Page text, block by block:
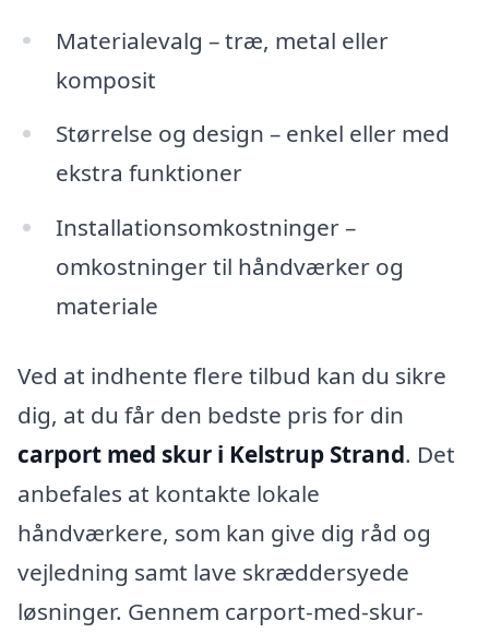
Materialevalg – træ, metal eller
komposit
Størrelse og design – enkel eller med
ekstra funktioner
Installationsomkostninger –
omkostninger til håndværker og
materiale
Ved at indhente flere tilbud kan du sikre
dig, at du får den bedste pris for din
carport med skur i Kelstrup Strand. Det
anbefales at kontakte lokale
håndværkere, som kan give dig råd og
vejledning samt lave skræddersyede
løsninger. Gennem carport-med-skur-